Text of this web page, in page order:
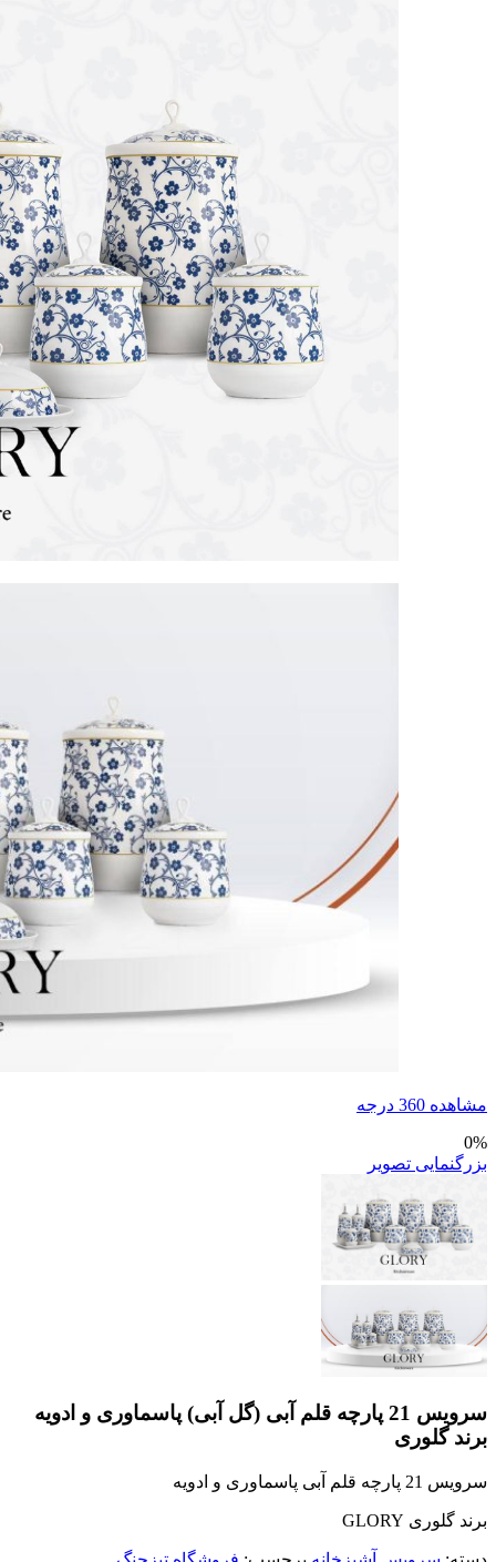
مشاهده 360 درجه
0%
بزرگنمایی تصویر
سرویس 21 پارچه قلم آبی (گل آبی) پاسماوری و ادویه
برند گلوری
سرویس 21 پارچه قلم آبی پاسماوری و ادویه
برند گلوری GLORY